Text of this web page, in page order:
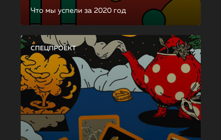
Что мы успели за 2020 год
СПЕЦПРОЕКТ